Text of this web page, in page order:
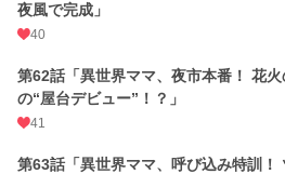
夜風で完成」
40
第62話「異世界ママ、夜市本番！ 花
の“屋台デビュー”！？」
41
第63話「異世界ママ、呼び込み特訓！